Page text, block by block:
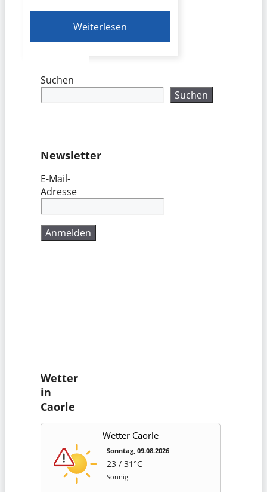
Weiterlesen
Suchen
Suchen
Newsletter
E-Mail-
Adresse
Wetter
in
Caorle
Wetter Caorle
Sonntag, 09.08.2026
23 / 31°C
Sonnig